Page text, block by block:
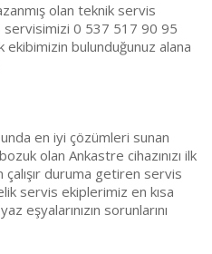
olan teknik servis
servisimizi 0 537 517 90 95
ekibimizin bulunduğunuz alana
en iyi çözümleri sunan
olan Ankastre cihazınızı ilk
duruma getiren servis
servis ekiplerimiz en kısa
eşyalarınızın sorunlarını